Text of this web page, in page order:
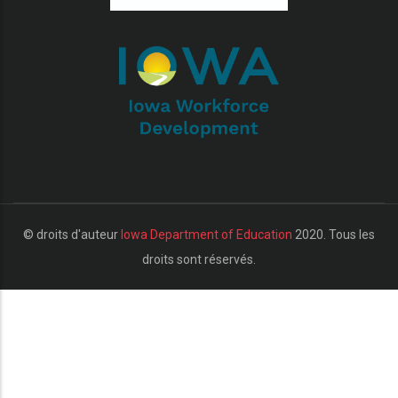
© droits d'auteur Iowa Department of Education 2020. Tous les
droits sont réservés.